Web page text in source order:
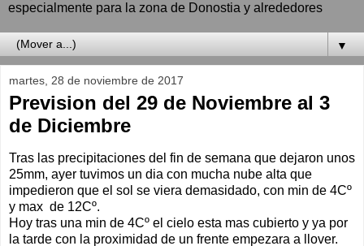
especialmente para la zona de Donostia y alrededores
▼
martes, 28 de noviembre de 2017
Prevision del 29 de Noviembre al 3
de Diciembre
Tras las precipitaciones del fin de semana que dejaron unos
25mm, ayer tuvimos un dia con mucha nube alta que
impedieron que el sol se viera demasidado, con min de 4Cº
y max de 12Cº.
Hoy tras una min de 4Cº el cielo esta mas cubierto y ya por
la tarde con la proximidad de un frente empezara a llover.